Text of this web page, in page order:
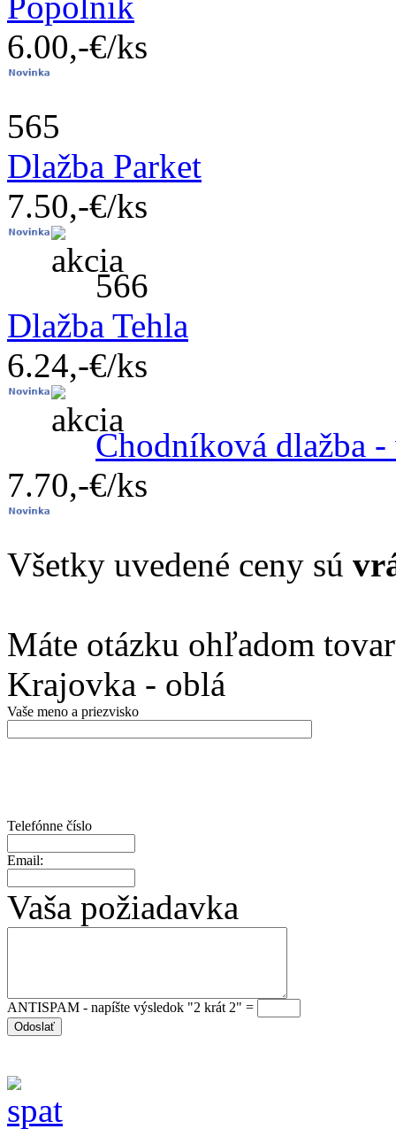
6.00,-€/ks
565
Dlažba Parket
7.50,-€/ks
566
Dlažba Tehla
6.24,-€/ks
Chodníková dlažba
7.70,-€/ks
Všetky uvedené ceny sú
Máte otázku ohľadom
Krajovka - oblá
Vaše meno a priezvisko
Telefónne číslo
Email:
Vaša požiadavka
ANTISPAM - napíšte výsledok "2 krát 2" =